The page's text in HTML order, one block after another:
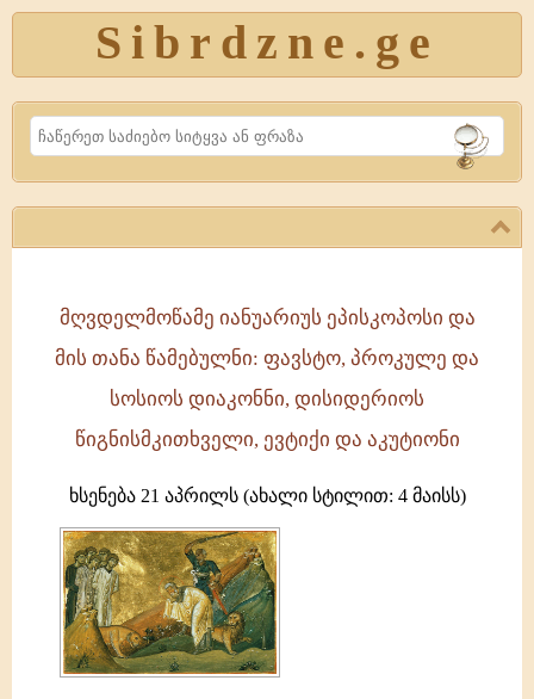
Sibrdzne.ge
Search
მღვდელმოწამე
იანუარიუს
ეპისკოპოსი
წამებულნი:
ფავსტო,
პროკულე
და
სოსიოს
დიაკონნი,
მღვდელმოწამე იანუარიუს ეპისკოპოსი და
მის თანა წამებულნი: ფავსტო, პროკულე და
სოსიოს დიაკონნი, დისიდერიოს
წიგნისმკითხველი, ევტიქი და აკუტიონი
ხსენება 21 აპრილს (ახალი სტილით: 4 მაისს)